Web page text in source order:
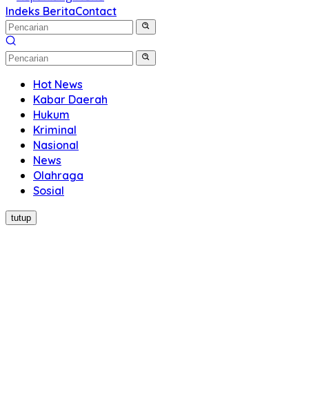
Indeks BeritaContact
Hot News
Kabar Daerah
Hukum
Kriminal
Nasional
News
Olahraga
Sosial
tutup